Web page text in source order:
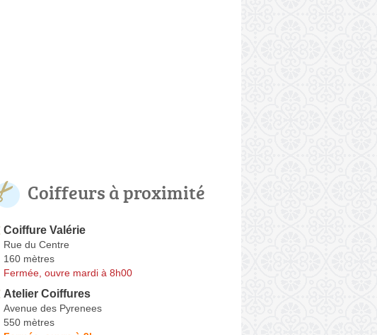
Coiffeurs à proximité
Coiffure Valérie
Rue du Centre
160 mètres
Fermée, ouvre mardi à 8h00
Atelier Coiffures
Avenue des Pyrenees
550 mètres